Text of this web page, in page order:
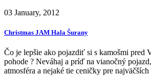
03 January, 2012
Christmas JAM Hala Šurany
Čo je lepšie ako pojazdiť si s kamošmi pred
pohode ? Neváhaj a príď na vianočný
atmosféra a nejaké tie ceničky pre